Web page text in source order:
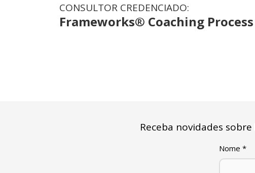
CONSULTOR CREDENCIADO:
Frameworks® Coaching Process
Receba novidades sobre
Nome *